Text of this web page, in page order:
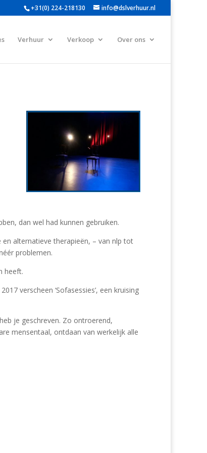
+31(0) 224-218130 info@dslverhuur.nl
Verhuur Verkoop Over ons
dan wel had kunnen gebruiken.
alternatieve therapieën, – van nlp tot
problemen.
heeft.
verscheen ‘Sofasessies’, een kruising
je geschreven. Zo ontroerend,
mensentaal, ontdaan van werkelijk alle